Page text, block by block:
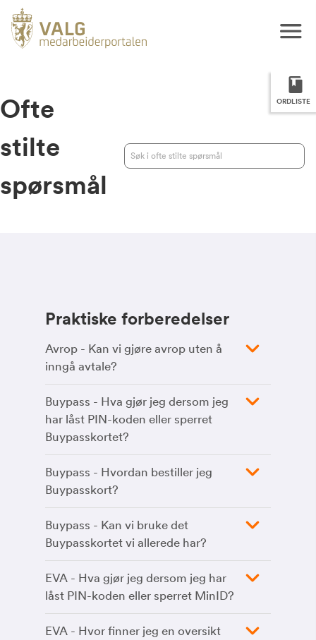
ORDLISTE
Ofte
stilte
spørsmål
Praktiske forberedelser
Avrop - Kan vi gjøre avrop uten å
inngå avtale?
Buypass - Hva gjør jeg dersom jeg
har låst PIN-koden eller sperret
Buypasskortet?
Buypass - Hvordan bestiller jeg
Buypasskort?
Buypass - Kan vi bruke det
Buypasskortet vi allerede har?
EVA - Hva gjør jeg dersom jeg har
låst PIN-koden eller sperret MinID?
EVA - Hvor finner jeg en oversikt